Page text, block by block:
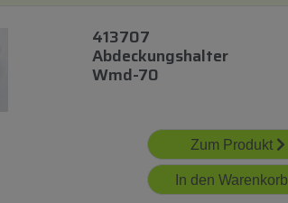
413707
Abdeckungshalter
Wmd-70
Zum Produkt
In den Warenkorb